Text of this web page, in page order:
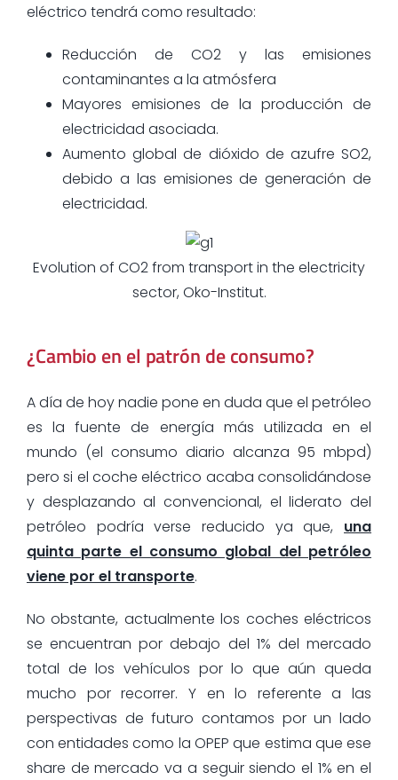
eléctrico tendrá como resultado:
Reducción de CO2 y las emisiones
contaminantes a la atmósfera
Mayores emisiones de la producción de
electricidad asociada.
Aumento global de dióxido de azufre SO2,
debido a las emisiones de generación de
electricidad.
Evolution of CO2 from transport in the electricity
sector, Oko-Institut.
¿Cambio en el patrón de consumo?
A día de hoy nadie pone en duda que el petróleo
es la fuente de energía más utilizada en el
mundo (el consumo diario alcanza 95 mbpd)
pero si el coche eléctrico acaba consolidándose
y desplazando al convencional, el liderato del
petróleo podría verse reducido ya que, una
quinta parte el consumo global del petróleo
viene por el transporte.
No obstante, actualmente los coches eléctricos
se encuentran por debajo del 1% del mercado
total de los vehículos por lo que aún queda
mucho por recorrer. Y en lo referente a las
perspectivas de futuro contamos por un lado
con entidades como la OPEP que estima que ese
share de mercado va a seguir siendo el 1% en el